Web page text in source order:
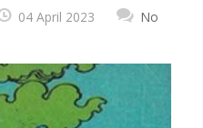
04 April 2023
No